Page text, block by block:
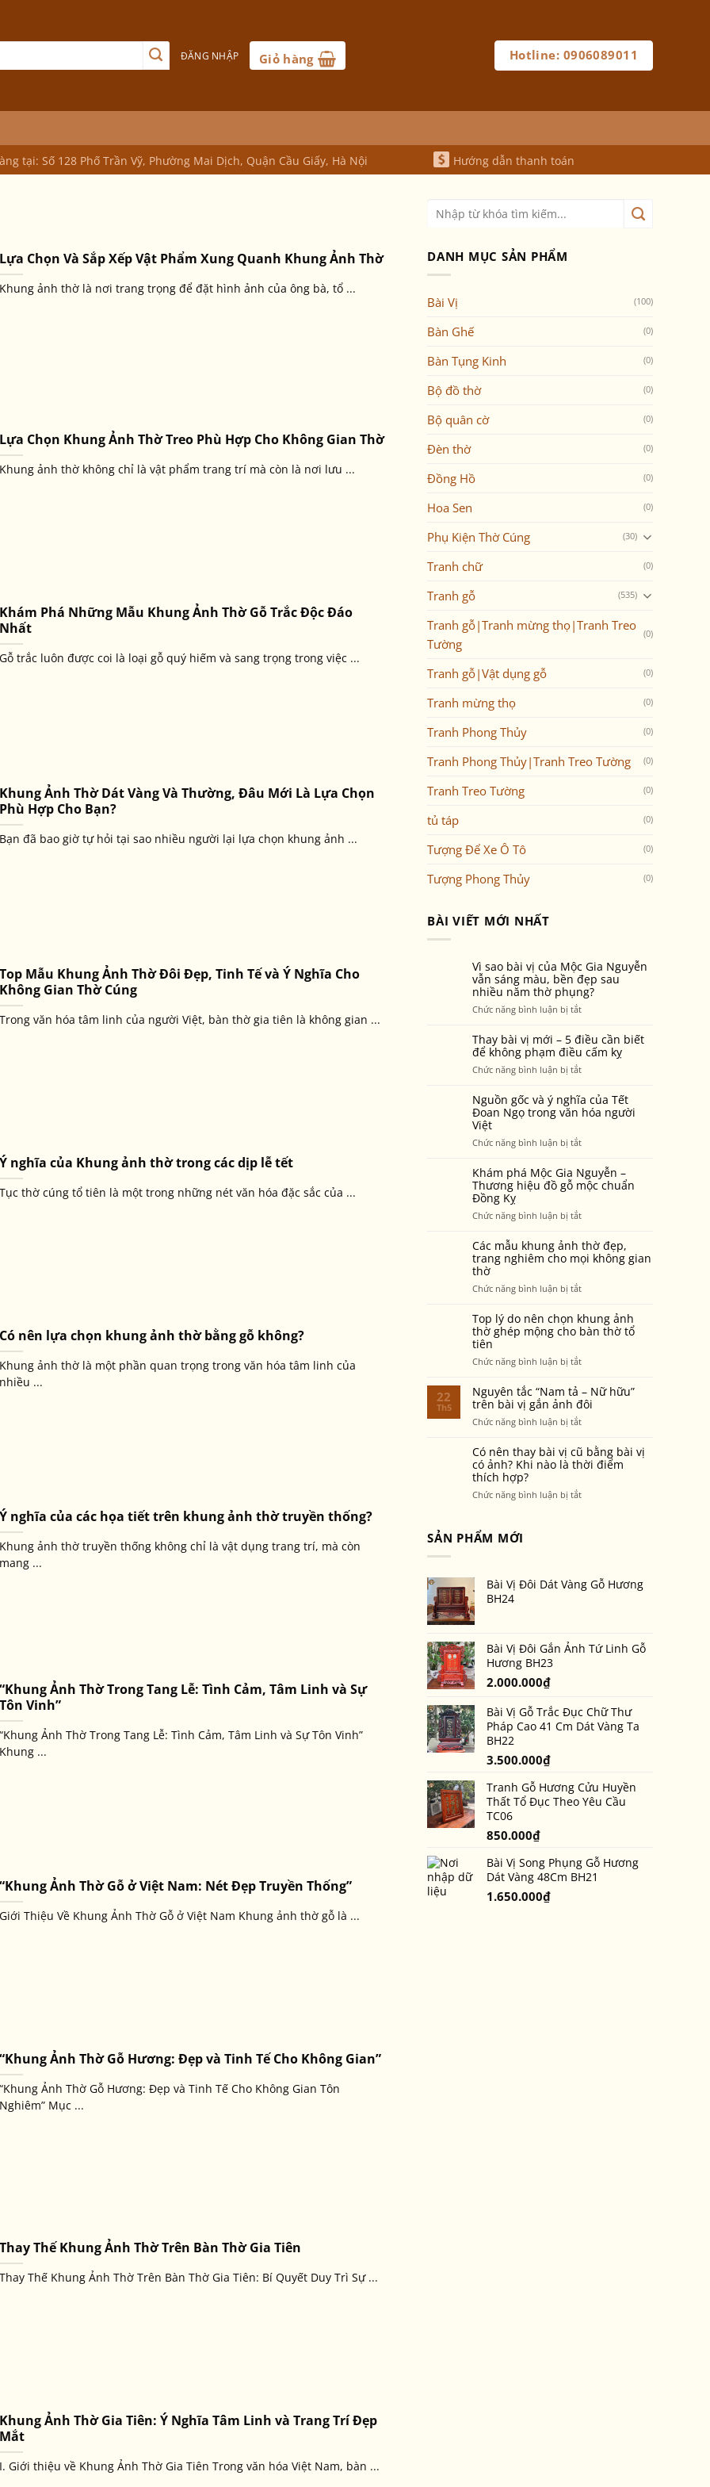
ĐĂNG NHẬP Giỏ hàng Hotline: 0906089011
tại: Số 128 Phố Trần Vỹ, Phường Mai Dịch, Quận Cầu Giấy, Hà Nội Hướng dẫn thanh toán
Lựa Chọn Và Sắp Xếp Vật Phẩm Xung Quanh Khung Ảnh Thờ
Khung ảnh thờ là nơi trang trọng để đặt hình ảnh của ông bà, tổ ...
Lựa Chọn Khung Ảnh Thờ Treo Phù Hợp Cho Không Gian Thờ
Khung ảnh thờ không chỉ là vật phẩm trang trí mà còn là nơi lưu ...
Khám Phá Những Mẫu Khung Ảnh Thờ Gỗ Trắc Độc Đáo
Nhất
Gỗ trắc luôn được coi là loại gỗ quý hiếm và sang trọng trong việc ...
Khung Ảnh Thờ Dát Vàng Và Thường, Đâu Mới Là Lựa Chọn
Phù Hợp Cho Bạn?
Bạn đã bao giờ tự hỏi tại sao nhiều người lại lựa chọn khung ảnh ...
Top Mẫu Khung Ảnh Thờ Đôi Đẹp, Tinh Tế và Ý Nghĩa Cho
Không Gian Thờ Cúng
Trong văn hóa tâm linh của người Việt, bàn thờ gia tiên là không gian ...
Ý nghĩa của Khung ảnh thờ trong các dịp lễ tết
Tục thờ cúng tổ tiên là một trong những nét văn hóa đặc sắc của ...
Có nên lựa chọn khung ảnh thờ bằng gỗ không?
Khung ảnh thờ là một phần quan trọng trong văn hóa tâm linh của
nhiều ...
Ý nghĩa của các họa tiết trên khung ảnh thờ truyền thống?
Khung ảnh thờ truyền thống không chỉ là vật dụng trang trí, mà còn
mang ...
“Khung Ảnh Thờ Trong Tang Lễ: Tình Cảm, Tâm Linh và Sự
Tôn Vinh”
“Khung Ảnh Thờ Trong Tang Lễ: Tình Cảm, Tâm Linh và Sự Tôn Vinh”
Khung ...
“Khung Ảnh Thờ Gỗ ở Việt Nam: Nét Đẹp Truyền Thống”
Giới Thiệu Về Khung Ảnh Thờ Gỗ ở Việt Nam Khung ảnh thờ gỗ là ...
“Khung Ảnh Thờ Gỗ Hương: Đẹp và Tinh Tế Cho Không Gian”
“Khung Ảnh Thờ Gỗ Hương: Đẹp và Tinh Tế Cho Không Gian Tôn
Nghiêm” Mục ...
Thay Thế Khung Ảnh Thờ Trên Bàn Thờ Gia Tiên
Thay Thế Khung Ảnh Thờ Trên Bàn Thờ Gia Tiên: Bí Quyết Duy Trì Sự ...
Khung Ảnh Thờ Gia Tiên: Ý Nghĩa Tâm Linh và Trang Trí Đẹp
Mắt
I. Giới thiệu về Khung Ảnh Thờ Gia Tiên Trong văn hóa Việt Nam, bàn ...
DANH MỤC SẢN PHẨM
Bài Vị (100)
Bàn Ghế (0)
Bàn Tụng Kinh (0)
Bộ đồ thờ (0)
Bộ quân cờ (0)
Đèn thờ (0)
Đồng Hồ (0)
Hoa Sen (0)
Phụ Kiện Thờ Cúng (30)
Tranh chữ (0)
Tranh gỗ (535)
Tranh gỗ|Tranh mừng thọ|Tranh Treo
Tường
(0)
Tranh gỗ|Vật dụng gỗ (0)
Tranh mừng thọ (0)
Tranh Phong Thủy (0)
Tranh Phong Thủy|Tranh Treo Tường (0)
Tranh Treo Tường (0)
tủ táp (0)
Tượng Để Xe Ô Tô (0)
Tượng Phong Thủy (0)
BÀI VIẾT MỚI NHẤT
Vì sao bài vị của Mộc Gia Nguyễn
vẫn sáng màu, bền đẹp sau
nhiều năm thờ phụng?
Chức năng bình luận bị tắtở
sao
bài
của
Gia
Nguyễn
sáng
bền
đẹp
phụng?
Thay bài vị mới – 5 điều cần biết
để không phạm điều cấm kỵ
Chức năng bình luận bị tắtở
bài
vị
5
cần
biết
không
điều
cấm
Nguồn gốc và ý nghĩa của Tết
Đoan Ngọ trong văn hóa người
Việt
Chức năng bình luận bị tắtở
gốc
và
của
Đoan
Ngọ
văn
người
Việt
Khám phá Mộc Gia Nguyễn –
Thương hiệu đồ gỗ mộc chuẩn
Đồng Kỵ
Chức năng bình luận bị tắtở
phá
Mộc
Gia
–
hiệu
đồ
mộc
Đồng
Kỵ
Các mẫu khung ảnh thờ đẹp,
trang nghiêm cho mọi không gian
thờ
Chức năng bình luận bị tắtở
mẫu
khung
đẹp,
nghiêm
cho
mọi
gian
thờ
Top lý do nên chọn khung ảnh
thờ ghép mộng cho bàn thờ tổ
tiên
Chức năng bình luận bị tắtở
do
chọn
ảnh
thờ
mộng
22
Th5
Nguyên tắc “Nam tả – Nữ hữu”
trên bài vị gắn ảnh đôi
Chức năng bình luận bị tắtở
tắc
“Nam
Nữ
ảnh
Có nên thay bài vị cũ bằng bài vị
có ảnh? Khi nào là thời điểm
thích hợp?
Chức năng bình luận bị tắtở
bằng
ảnh?
Khi
điểm
thích
SẢN PHẨM MỚI
Bài Vị Đôi Dát Vàng Gỗ Hương
BH24
Bài Vị Đôi Gắn Ảnh Tứ Linh Gỗ
Hương BH23
2.000.000₫
Bài Vị Gỗ Trắc Đục Chữ Thư
Pháp Cao 41 Cm Dát Vàng Ta
BH22
3.500.000₫
Tranh Gỗ Hương Cửu Huyền
Thất Tổ Đục Theo Yêu Cầu
TC06
850.000₫
Bài Vị Song Phụng Gỗ Hương
Dát Vàng 48Cm BH21
1.650.000₫